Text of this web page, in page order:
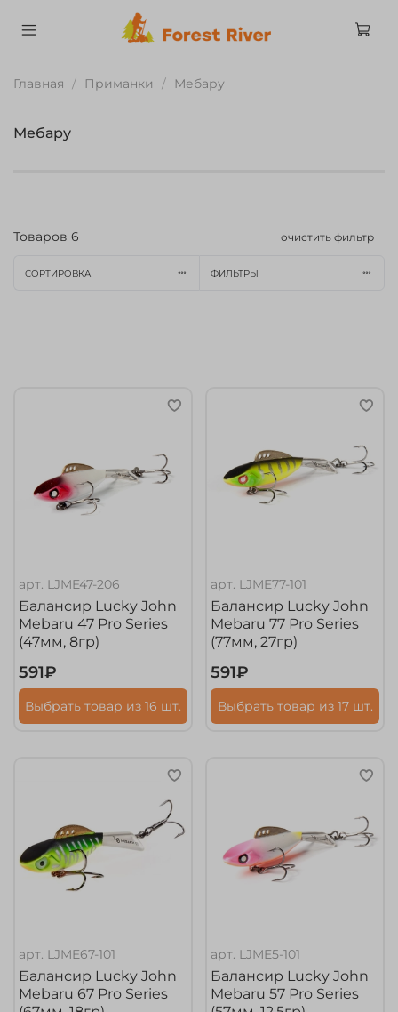
Главная Приманки Мебару
Мебару
Товаров 6 очистить фильтр
СОРТИРОВКА ФИЛЬТРЫ
арт. LJME47-206
Балансир Lucky John
Mebaru 47 Pro Series
(47мм, 8гр)
591₽
Выбрать товар из 16 шт.
арт. LJME77-101
Балансир Lucky John
Mebaru 77 Pro Series
(77мм, 27гр)
591₽
Выбрать товар из 17 шт.
арт. LJME67-101
Балансир Lucky John
Mebaru 67 Pro Series
арт. LJME5-101
Балансир Lucky John
Mebaru 57 Pro Series